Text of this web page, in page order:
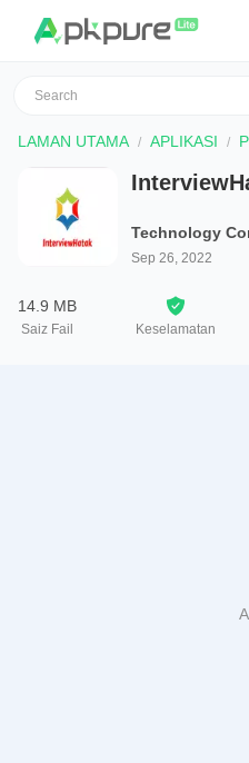
LAMAN UTAMA APLIKASI
Technology
Sep 26, 2022
14.9 MB
Saiz Fail Keselamatan